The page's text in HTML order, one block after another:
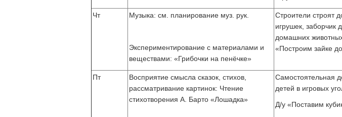
Чт Музыка: см. планирование муз. рук.
Экспериментирование с материалами и
веществами: «Грибочки на пенёчке»
Строители строят
игрушек, заборчик
домашних
«Построим зайке
Пт
Восприятие смысла сказок, стихов,
рассматривание картинок: Чтение
стихотворения А. Барто «Лошадка»
Самостоятельная
детей в игровых
Д/у «Поставим